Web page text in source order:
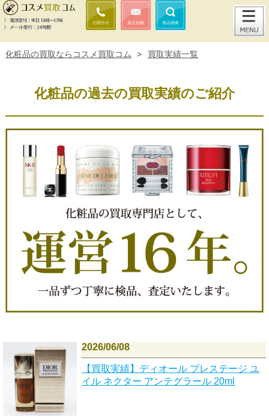
化粧品の買取ならコスメ買取コム > 買取実績一覧
化粧品の過去の買取実績のご紹介
2026/06/08
【買取実績】ディオール プレステージ ユ
イル ネクター アンテグラール 20ml